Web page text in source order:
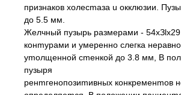
признаков холесmаза u окклюзии.
до 5.5 мм.
Желчный пузырь размерами -
конmурами и умеренно слегка
уmолщенной сmенкой до 3.8 мм, В
пузыря
ренmгенопозиmивных конкременmов